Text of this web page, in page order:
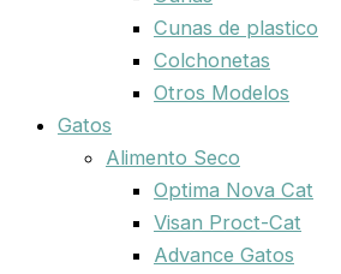
Cunas de plastico
Colchonetas
Otros Modelos
Gatos
Alimento Seco
Optima Nova Cat
Visan Proct-Cat
Advance Gatos